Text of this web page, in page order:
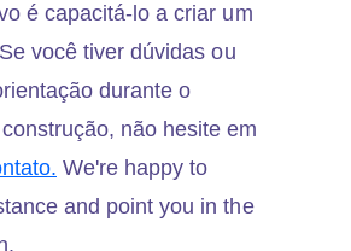
é capacitá-lo a criar um
você tiver dúvidas ou
durante o
não hesite em
We're happy to
and point you in the